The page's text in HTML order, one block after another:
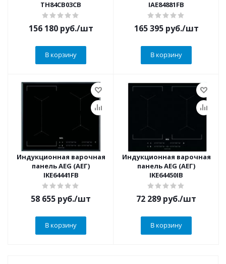
TH84CB03CB
156 180руб./шт
В корзину
IAE84881FB
165 395руб./шт
В корзину
Индукционная варочная
панель AEG (АЕГ)
IKE64441FB
58 655 руб./шт
В корзину
Индукционная варочная
панель AEG (АЕГ)
IKE64450IB
72 289 руб./шт
В корзину